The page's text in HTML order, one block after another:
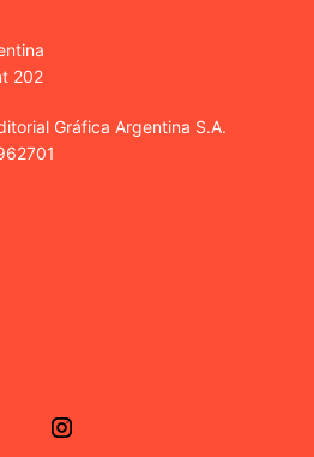
202
Gráfica Argentina S.A.